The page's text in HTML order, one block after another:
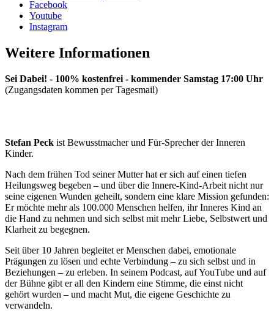
Facebook
Youtube
Instagram
Weitere Informationen
Sei Dabei! - 100% kostenfrei - kommender Samstag 17:00 Uhr
(Zugangsdaten kommen per Tagesmail)
Stefan Peck ist Bewusstmacher und Für-Sprecher der Inneren
Kinder.
Nach dem frühen Tod seiner Mutter hat er sich auf einen tiefen
Heilungsweg begeben – und über die Innere-Kind-Arbeit nicht nur
seine eigenen Wunden geheilt, sondern eine klare Mission gefunden:
Er möchte mehr als 100.000 Menschen helfen, ihr Inneres Kind an
die Hand zu nehmen und sich selbst mit mehr Liebe, Selbstwert und
Klarheit zu begegnen.
Seit über 10 Jahren begleitet er Menschen dabei, emotionale
Prägungen zu lösen und echte Verbindung – zu sich selbst und in
Beziehungen – zu erleben. In seinem Podcast, auf YouTube und auf
der Bühne gibt er all den Kindern eine Stimme, die einst nicht
gehört wurden – und macht Mut, die eigene Geschichte zu
verwandeln.